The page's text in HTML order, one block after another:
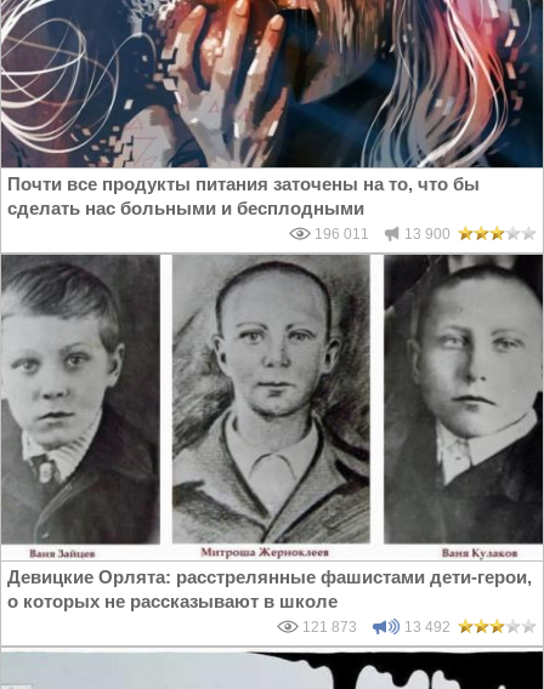
Почти все продукты питания заточены на то, что бы
сделать нас больными и бесплодными
196 011 13 900
Девицкие Орлята: расстрелянные фашистами дети-герои,
о которых не рассказывают в школе
121 873 13 492